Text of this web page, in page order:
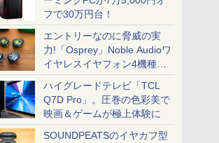
フで30万円台！
エントリーなのに脅威の実
力!「Osprey」Noble Audioワ
イヤレスイヤフォン4機種を
一気に聴く
ハイグレードテレビ「TCL
Q7D Pro」。圧巻の色彩美で
映画＆ゲームが極上体験に
SOUNDPEATSのイヤカフ型